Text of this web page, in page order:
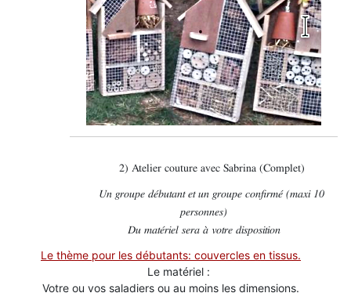
2) Atelier couture avec Sabrina (Complet)
Un groupe débutant et un groupe confirmé (maxi 10
personnes)
Du matériel sera à votre disposition
Le thème pour les débutants: couvercles en tissus.
Le matériel :
Votre ou vos saladiers ou au moins les dimensions.